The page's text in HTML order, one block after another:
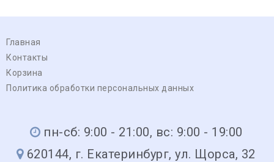
Главная
Контакты
Корзина
Политика обработки персональных данных
пн-сб: 9:00 - 21:00, вс: 9:00 - 19:00
620144, г. Екатеринбург, ул. Щорса, 32